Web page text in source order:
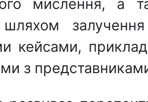
мислення, а
кейсами,
з